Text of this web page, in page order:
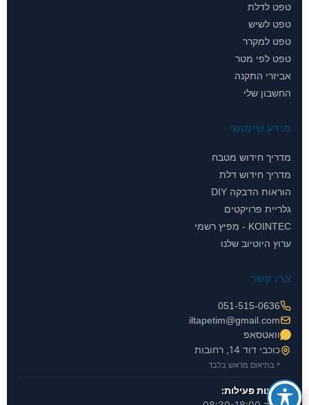
טפט לדלת
טפט לשיש
טפט למקרר
טפט לפי מטר
אביזרי התקנה
החשבון שלי
מידע שימושי
מדריך חידוש מטבח
מדריך חידוש דלת
הוראות הדבקה DIY
גלריית פרויקטים
KOINTEC - מפיץ רשמי
ערוץ היוטיוב שלנו
צרו קשר
051-515-0636
iltapetim@gmail.com
וואטסאפ
כוכבי דוד 14, רחובות
* בתיאום מראש בלבד
שעות פעילות: